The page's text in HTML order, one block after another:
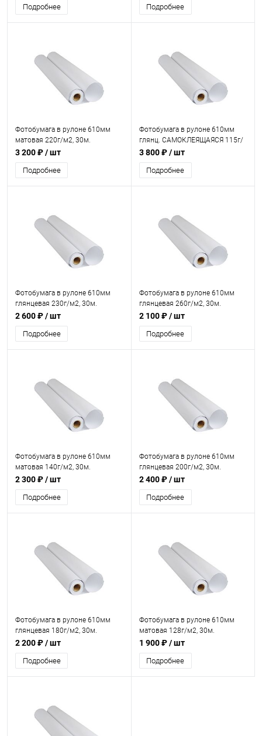
Подробнее Подробнее
Фотобумага в рулоне 610мм
матовая 220г/м2, 30м.
двусторонняя
3 200 ₽/ шт
Подробнее
Фотобумага в рулоне 610мм
глянц. САМОКЛЕЯЩАЯСЯ 115г/
м2, 30м.
3 800 ₽/ шт
Подробнее
Фотобумага в рулоне 610мм
глянцевая 230г/м2, 30м.
2 600 ₽/ шт
Подробнее
Фотобумага в рулоне 610мм
глянцевая 260г/м2, 30м.
2 100 ₽/ шт
Подробнее
Фотобумага в рулоне 610мм
матовая 140г/м2, 30м.
2 300 ₽/ шт
Подробнее
Фотобумага в рулоне 610мм
глянцевая 200г/м2, 30м.
2 400 ₽/ шт
Подробнее
Фотобумага в рулоне 610мм
глянцевая 180г/м2, 30м.
2 200 ₽/ шт
Подробнее
Фотобумага в рулоне 610мм
матовая 128г/м2, 30м.
1 900 ₽/ шт
Подробнее